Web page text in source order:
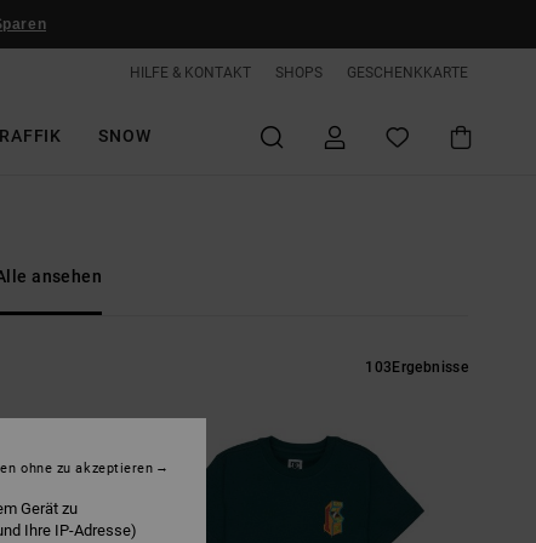
HILFE & KONTAKT SHOPS GESCHENKKARTE
SNOW
ansehen
103Ergebnisse
Gerät zu
Ihre IP-Adresse)
ohne zu akzeptieren